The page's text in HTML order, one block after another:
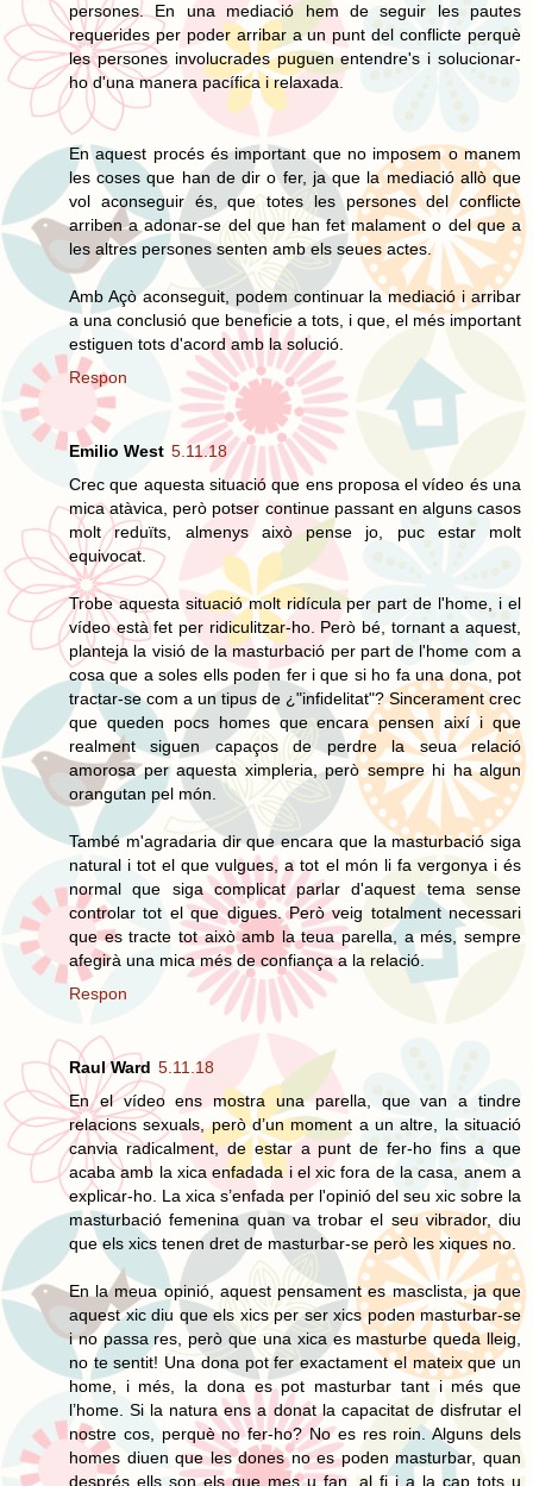
persones. En una mediació hem de seguir les pautes
requerides per poder arribar a un punt del conflicte perquè
les persones involucrades puguen entendre's i solucionar-
ho d'una manera pacífica i relaxada.
En aquest procés és important que no imposem o manem
les coses que han de dir o fer, ja que la mediació allò que
vol aconseguir és, que totes les persones del conflicte
arriben a adonar-se del que han fet malament o del que a
les altres persones senten amb els seues actes.
Amb Açò aconseguit, podem continuar la mediació i arribar
a una conclusió que beneficie a tots, i que, el més important
estiguen tots d'acord amb la solució.
Respon
Emilio West 5.11.18
Crec que aquesta situació que ens proposa el vídeo és una
mica atàvica, però potser continue passant en alguns casos
molt reduïts, almenys això pense jo, puc estar molt
equivocat.
Trobe aquesta situació molt ridícula per part de l'home, i el
vídeo està fet per ridiculitzar-ho. Però bé, tornant a aquest,
planteja la visió de la masturbació per part de l'home com a
cosa que a soles ells poden fer i que si ho fa una dona, pot
tractar-se com a un tipus de ¿"infidelitat"? Sincerament crec
que queden pocs homes que encara pensen així i que
realment siguen capaços de perdre la seua relació
amorosa per aquesta ximpleria, però sempre hi ha algun
orangutan pel món.
També m'agradaria dir que encara que la masturbació siga
natural i tot el que vulgues, a tot el món li fa vergonya i és
normal que siga complicat parlar d'aquest tema sense
controlar tot el que digues. Però veig totalment necessari
que es tracte tot això amb la teua parella, a més, sempre
afegirà una mica més de confiança a la relació.
Respon
Raul Ward 5.11.18
En el vídeo ens mostra una parella, que van a tindre
relacions sexuals, però d’un moment a un altre, la situació
canvia radicalment, de estar a punt de fer-ho fins a que
acaba amb la xica enfadada i el xic fora de la casa, anem a
explicar-ho. La xica s’enfada per l'opinió del seu xic sobre la
masturbació femenina quan va trobar el seu vibrador, diu
que els xics tenen dret de masturbar-se però les xiques no.
En la meua opinió, aquest pensament es masclista, ja que
aquest xic diu que els xics per ser xics poden masturbar-se
i no passa res, però que una xica es masturbe queda lleig,
no te sentit! Una dona pot fer exactament el mateix que un
home, i més, la dona es pot masturbar tant i més que
l’home. Si la natura ens a donat la capacitat de disfrutar el
nostre cos, perquè no fer-ho? No es res roin. Alguns dels
homes diuen que les dones no es poden masturbar, quan
després ells son els que mes u fan, al fi i a la cap tots u